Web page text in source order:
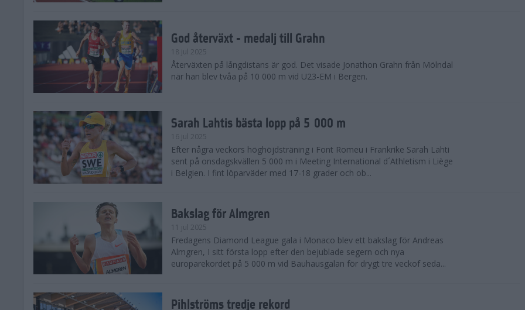
God återväxt - medalj till Grahn
18 jul 2025
Återväxten på långdistans är god. Det visade Jonathon Grahn från Mölndal
när han blev tvåa på 10 000 m vid U23-EM i Bergen.
Sarah Lahtis bästa lopp på 5 000 m
16 jul 2025
Efter några veckors höghöjdsträning i Font Romeu i Frankrike Sarah Lahti
sent på onsdagskvällen 5 000 m i Meeting International d´Athletism i Liège
i Belgien. I fint löparväder med 17-18 grader och ob...
Bakslag för Almgren
11 jul 2025
Fredagens Diamond League gala i Monaco blev ett bakslag för Andreas
Almgren, I sitt första lopp efter den bejublade segern och nya
europarekordet på 5 000 m vid Bauhausgalan för drygt tre veckof seda...
Pihlströms tredje rekord